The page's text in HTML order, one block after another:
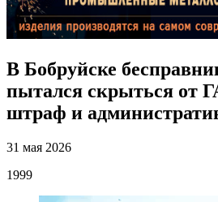
В Бобруйске
пытался скрыться от
штраф и
31 мая 2026
1999